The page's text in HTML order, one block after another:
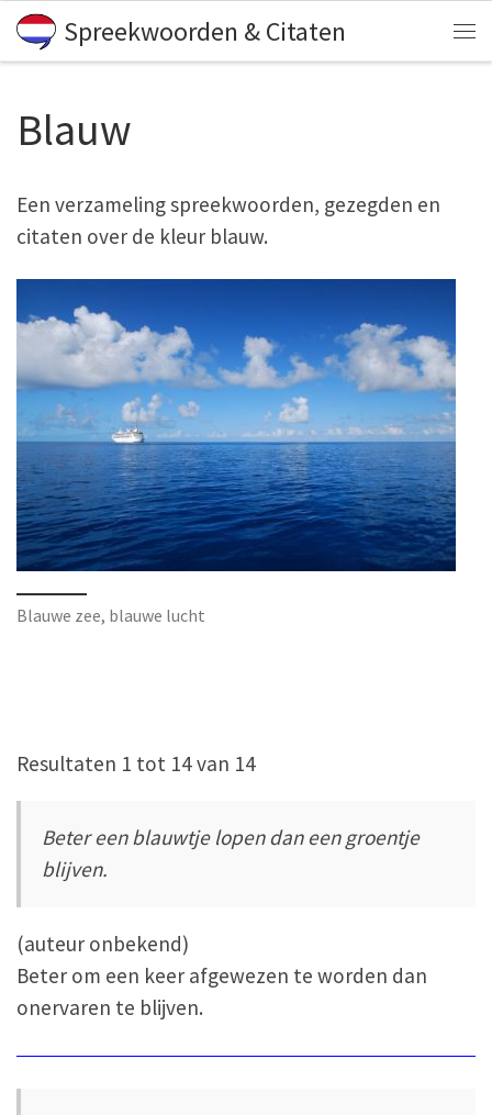
Skip to content
Spreekwoorden & Citaten
Blauw
Een verzameling spreekwoorden, gezegden en
citaten over de kleur blauw.
Blauwe zee, blauwe lucht
Resultaten 1 tot 14 van 14
Beter een blauwtje lopen dan een groentje
blijven.
(auteur onbekend)
Beter om een keer afgewezen te worden dan
onervaren te blijven.